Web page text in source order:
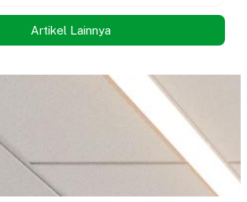
Artikel Lainnya